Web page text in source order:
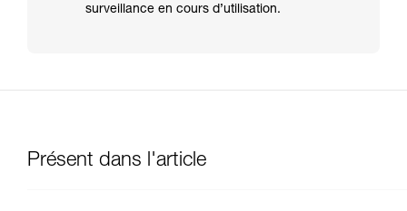
surveillance en cours d’utilisation.
Présent dans l'article